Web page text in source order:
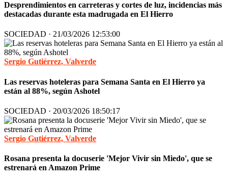
Desprendimientos en carreteras y cortes de luz, incidencias más
destacadas durante esta madrugada en El Hierro
SOCIEDAD · 21/03/2026 12:53:00
Sergio Gutiérrez, Valverde
Las reservas hoteleras para Semana Santa en El Hierro ya
están al 88%, según Ashotel
SOCIEDAD · 20/03/2026 18:50:17
Sergio Gutiérrez, Valverde
Rosana presenta la docuserie 'Mejor Vivir sin Miedo', que se
estrenará en Amazon Prime